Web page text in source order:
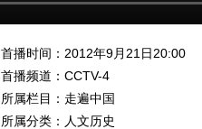
首播时间：2012年9月21日20:00
首播频道： CCTV-4
所属栏目： 走遍中国
所属分类：人文历史